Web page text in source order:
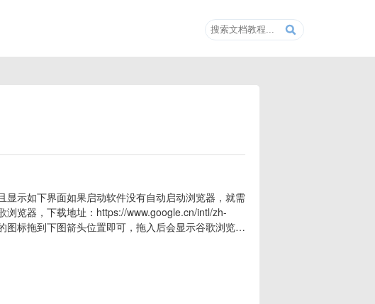
示如下界面如果启动软件没有自动启动浏览器，就需
览器，下载地址：https://www.google.cn/intl/zh-
标拖到下图箭头位置即可，拖入后会显示谷歌浏览器